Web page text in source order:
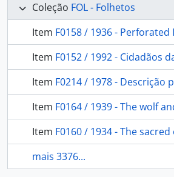
Coleção FOL - Folhetos
Item F0158 / 1936 - Perforated
Item F0152 / 1992 - Cidadãos da selva: a
Item F0214 / 1978 - Descrição
Item F0164 / 1939 - The wolf
Item F0160 / 1934 - The sacred edificies
mais 3376...